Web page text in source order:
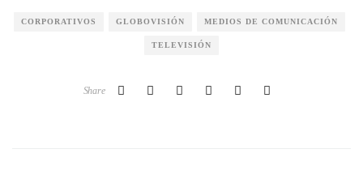
CORPORATIVOS GLOBOVISIÓN MEDIOS DE COMUNICACIÓN
TELEVISIÓN
Share